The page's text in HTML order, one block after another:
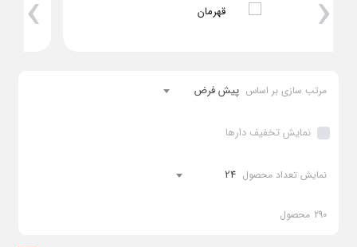
0 ریال -
696,000,000 ریال مرتب سازی بر اساس پیش فرض
نمایش تخفیف دارها
نمایش تعداد محصول 24
290 محصول